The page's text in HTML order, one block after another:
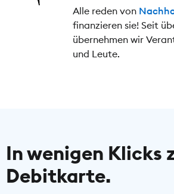
Alle reden von
finanzieren sie! Seit
übernehmen wir
und Leute.
In wenigen Klicks
Debitkarte.